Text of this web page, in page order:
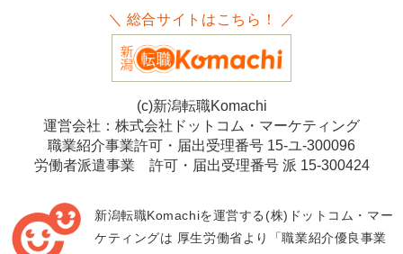
＼ 総合サイトはこちら！ ／
(c)新潟転職Komachi
運営会社：株式会社ドットコム・マーケティング
職業紹介事業許可・届出受理番号 15-ユ-300096
労働者派遣事業 許可・届出受理番号 派 15-300424
新潟転職Komachiを運営する(株)ドットコム・マー
ケティングは 厚生労働省より「職業紹介優良事業